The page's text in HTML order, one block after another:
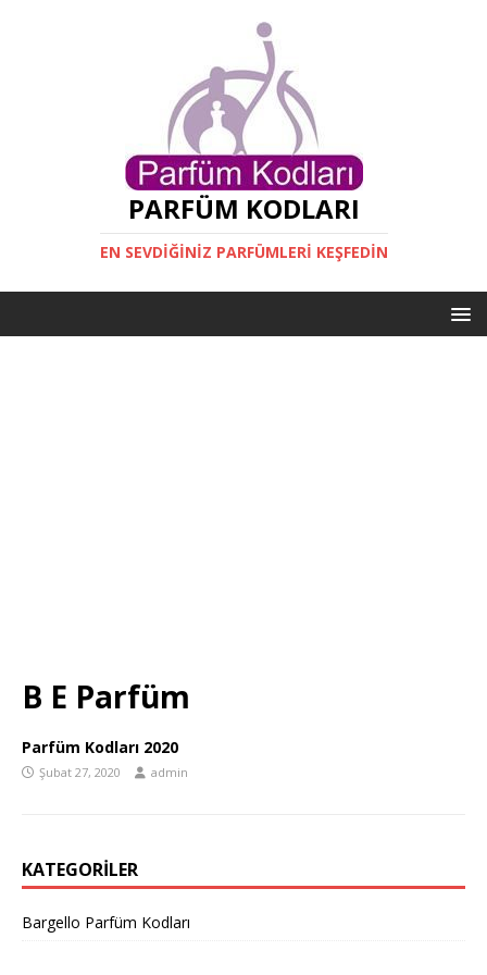
PARFÜM KODLARI
EN SEVDIĞINIZ PARFÜMLERI KEŞFEDIN
B E Parfüm
Parfüm Kodları 2020
Şubat 27, 2020 admin
KATEGORILER
Bargello Parfüm Kodları